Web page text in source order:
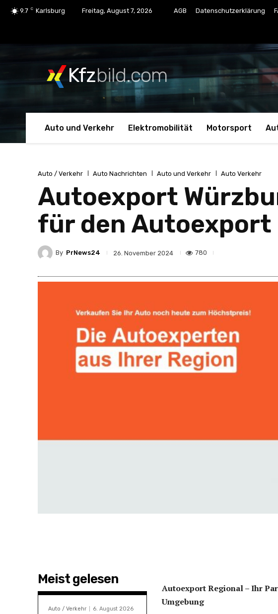
9.7 C Karlsburg Freitag, August 7, 2026 AGB Datenschutzerklärung
Kfzbild.com
Auto und Verkehr Elektromobilität Motorsport
Auto / Verkehr Auto Nachrichten Auto und Verkehr Auto Verkehr
Autoexport
für den Autoexport
By PrNews24 26. November 2024 780
Meist gelesen
Auto / Verkehr 6. August 2026
Autoexport Regional – Ihr
Umgebung